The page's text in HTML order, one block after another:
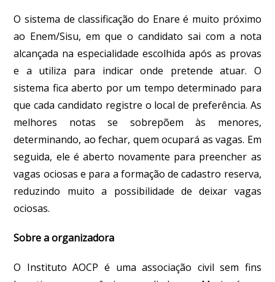
O sistema de classificação do Enare é muito próximo
ao Enem/Sisu, em que o candidato sai com a nota
alcançada na especialidade escolhida após as provas
e a utiliza para indicar onde pretende atuar. O
sistema fica aberto por um tempo determinado para
que cada candidato registre o local de preferência. As
melhores notas se sobrepõem às menores,
determinando, ao fechar, quem ocupará as vagas. Em
seguida, ele é aberto novamente para preencher as
vagas ociosas e para a formação de cadastro reserva,
reduzindo muito a possibilidade de deixar vagas
ociosas.
Sobre a organizadora
O Instituto AOCP é uma associação civil sem fins